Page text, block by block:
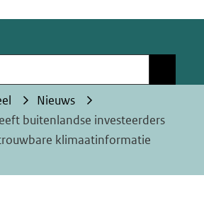
Nieuws
buitenlandse investeerders
klimaatinformatie